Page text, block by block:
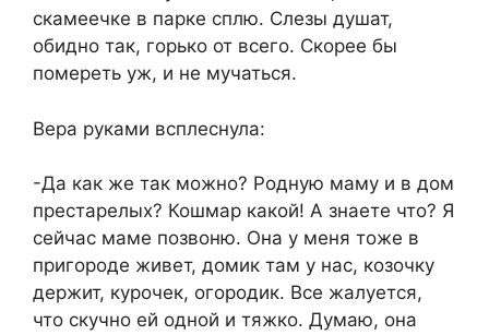
скамеечке в парке сплю. Слезы душат,
обидно так, горько от всего. Скорее бы
помереть уж, и не мучаться.
Вера руками всплеснула:
-Да как же так можно? Родную маму и в дом
престарелых? Кошмар какой! А знаете что? Я
сейчас маме позвоню. Она у меня тоже в
пригороде живет, домик там у нас, козочку
держит, курочек, огородик. Все жалуется,
что скучно ей одной и тяжко. Думаю, она